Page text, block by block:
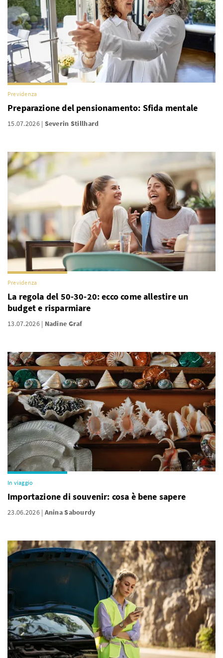
Previdenza
Preparazione del pensionamento: Sfida mentale
15.07.2026 Severin Stillhard
Previdenza
La regola del 50-30-20: ecco come allestire un
budget e risparmiare
13.07.2026 Nadine Graf
In viaggio
Importazione di souvenir: cosa è bene sapere
23.06.2026 Anina Sabourdy